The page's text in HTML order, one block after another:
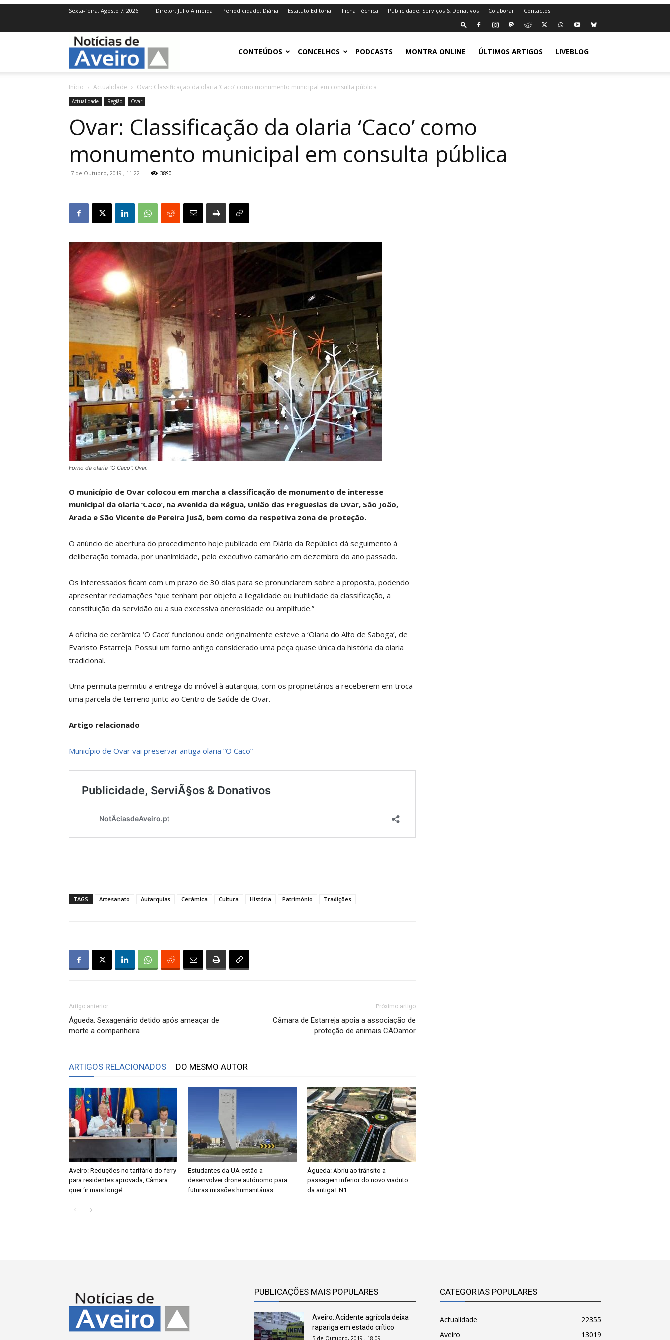
Sexta-feira, Agosto 7, 2026 Diretor: Júlio Almeida Periodicidade: Diária Estatuto Editorial Ficha Técnica Publicidade, Serviços & Donativos Colaborar Contactos
NotíciasdeAveiro.ptCONTEÚDOS CONCELHOS PODCASTS MONTRA ONLINE ÚLTIMOS ARTIGOS LIVEBLOG
Início Actualidade Ovar: Classificação da olaria ‘Caco’ como monumento municipal em consulta pública
Actualidade Região Ovar
Ovar: Classificação da olaria ‘Caco’ como
monumento municipal em consulta pública
7 de Outubro, 2019 , 11:22 3890
Forno da olaria "O Caco", Ovar.
O município de Ovar colocou em marcha a classificação de monumento de interesse
municipal da olaria ‘Caco’, na Avenida da Régua, União das Freguesias de Ovar, São João,
Arada e São Vicente de Pereira Jusã, bem como da respetiva zona de proteção.
O anúncio de abertura do procedimento hoje publicado em Diário da República dá seguimento à
deliberação tomada, por unanimidade, pelo executivo camarário em dezembro do ano passado.
Os interessados ficam com um prazo de 30 dias para se pronunciarem sobre a proposta, podendo
apresentar reclamações “que tenham por objeto a ilegalidade ou inutilidade da classificação, a
constituição da servidão ou a sua excessiva onerosidade ou amplitude.”
A oficina de cerâmica ‘O Caco’ funcionou onde originalmente esteve a ‘Olaria do Alto de Saboga’, de
Evaristo Estarreja. Possui um forno antigo considerado uma peça quase única da história da olaria
tradicional.
Uma permuta permitiu a entrega do imóvel à autarquia, com os proprietários a receberem em troca
uma parcela de terreno junto ao Centro de Saúde de Ovar.
Artigo relacionado
Município de Ovar vai preservar antiga olaria “O Caco”
TAGS Artesanato Autarquias Cerâmica Cultura História Património Tradições
Artigo anterior
Águeda: Sexagenário detido após ameaçar de
morte a companheira
Próximo artigo
Câmara de Estarreja apoia a associação de
proteção de animais CÃOamor
ARTIGOS RELACIONADOS DO MESMO AUTOR
Aveiro: Reduções no tarifário do ferry
para residentes aprovada, Câmara
quer ‘ir mais longe’
Estudantes da UA estão a
desenvolver drone autónomo para
futuras missões humanitárias
Águeda: Abriu ao trânsito a
passagem inferior do novo viaduto
da antiga EN1
PUBLICAÇÕES MAIS POPULARES
Aveiro: Acidente agrícola deixa
rapariga em estado crítico
5 de Outubro, 2019 , 18:09
CATEGORIAS POPULARES
Actualidade
22355
Aveiro
13019